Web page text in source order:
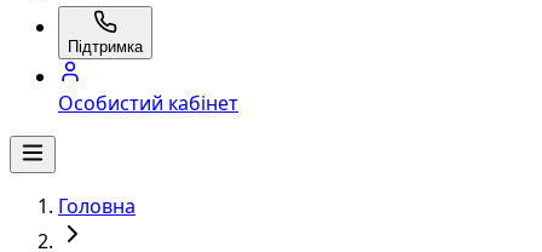
Підтримка
Особистий кабінет
Головна